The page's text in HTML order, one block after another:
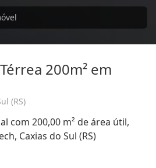
200m² em
(RS)
com 200,00 m² de área útil,
Caxias do Sul (RS)